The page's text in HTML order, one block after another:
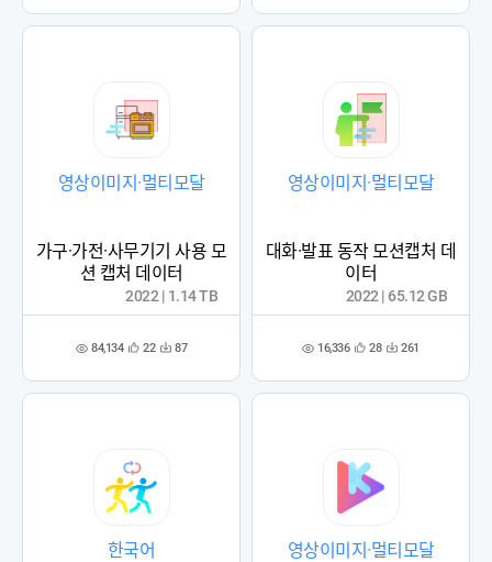
록
록
영상이미지·멀티모달
가구·가전·사무기기 사용 모
션 캡처 데이터
조 84,134 관
록
22 다 87
2022 | 1.14 TB
영상이미지·멀티모달
대화·발표 동작 모션캡처 데
이터
조 16,336 관
록
28 다 261
2022 | 65.12 GB
한국어 영상이미지·멀티모달